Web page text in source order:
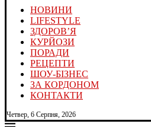
НОВИНИ
LIFESTYLE
ЗДОРОВ’Я
КУРЙОЗИ
ПОРАДИ
РЕЦЕПТИ
ШОУ-БІЗНЕС
ЗА КОРДОНОМ
КОНТАКТИ
Четвер, 6 Серпня, 2026